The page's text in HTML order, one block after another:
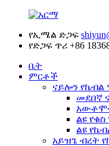
የኢሜል ድጋፍ
የድጋፍ ጥሪ +86
ቤት
ምርቶች
ናይሎን የኬብል
መደበኛ
ልዩ
ልዩ
አይዝጌ ብረት